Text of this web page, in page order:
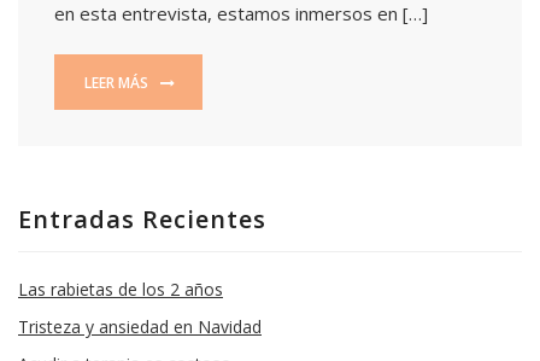
en esta entrevista, estamos inmersos en […]
LEER MÁS
Entradas Recientes
Las rabietas de los 2 años
Tristeza y ansiedad en Navidad